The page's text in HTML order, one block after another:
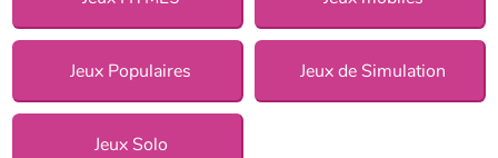
Jeux Populaires Jeux de Simulation
Jeux Solo